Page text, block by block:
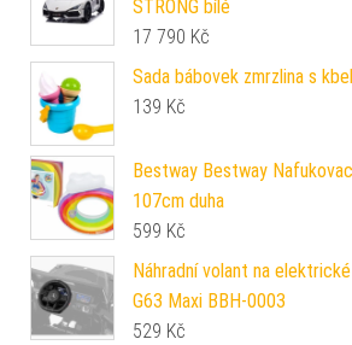
STRONG bílé
17 790 Kč
Sada bábovek zmrzlina s
139 Kč
Bestway Bestway
107cm duha
599 Kč
Náhradní volant na
G63 Maxi BBH-0003
529 Kč